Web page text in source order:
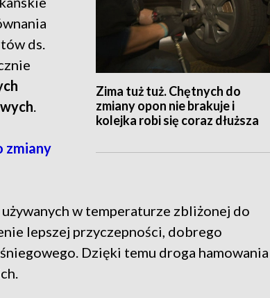
Zima tuż tuż. Chętnych do
zmiany opon nie brakuje i
kolejka robi się coraz dłuższa
ds.
.
zmiany
używanych w temperaturze zbliżonej do
lepszej przyczepności, dobrego
Dzięki temu droga hamowania